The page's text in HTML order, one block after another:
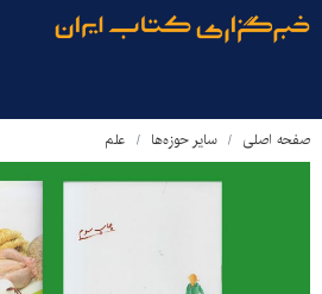
صفحه اصلی سایر حوزه‌ها علم